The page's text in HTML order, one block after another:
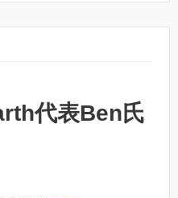
代表Ben氏